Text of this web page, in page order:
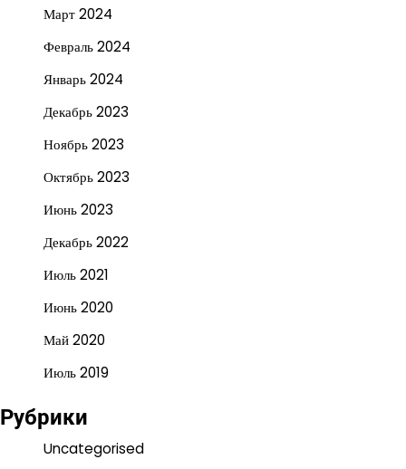
Март 2024
Февраль 2024
Январь 2024
Декабрь 2023
Ноябрь 2023
Октябрь 2023
Июнь 2023
Декабрь 2022
Июль 2021
Июнь 2020
Май 2020
Июль 2019
Рубрики
Uncategorised